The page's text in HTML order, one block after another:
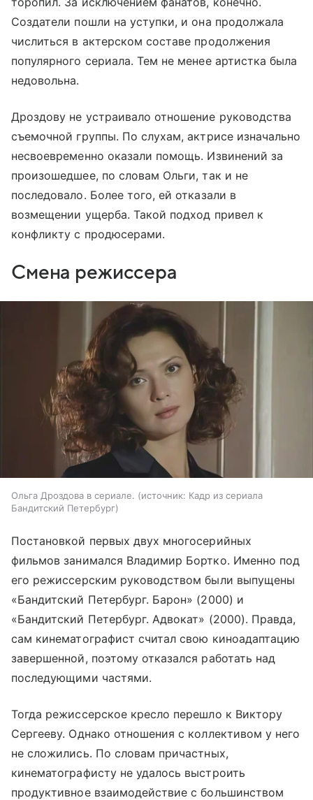
Создатели пошли на уступки, и она продолжала
числиться в актерском составе продолжения
популярного сериала. Тем не менее артистка была
недовольна.
Дроздову не устраивало отношение руководства
съемочной группы. По слухам, актрисе изначально
несвоевременно оказали помощь. Извинений за
произошедшее, по словам Ольги, так и не
последовало. Более того, ей отказали в
возмещении ущерба. Такой подход привел к
конфликту с продюсерами.
Смена режиссера
Ольга Дроздова в сериале. источник: Кадр из сериала
Бандитский Петербург
Постановкой первых двух многосерийных
фильмов занимался Владимир Бортко. Именно под
его режиссерским руководством были выпущены
«Бандитский Петербург. Барон» (2000) и
«Бандитский Петербург. Адвокат» (2000). Правда,
сам кинематографист считал свою киноадаптацию
завершенной, поэтому отказался работать над
последующими частями.
Тогда режиссерское кресло перешло к Виктору
Сергееву. Однако отношения с коллективом у него
не сложились. По словам причастных,
кинематографисту не удалось выстроить
продуктивное взаимодействие с большинством